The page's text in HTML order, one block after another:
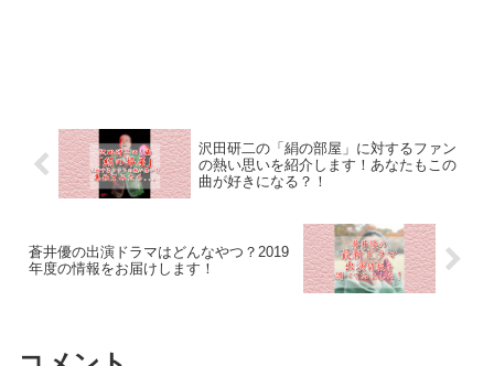
沢田研二の「絹の部屋」に対するファン
の熱い思いを紹介します！あなたもこの
曲が好きになる？！
蒼井優の出演ドラマはどんなやつ？2019
年度の情報をお届けします！